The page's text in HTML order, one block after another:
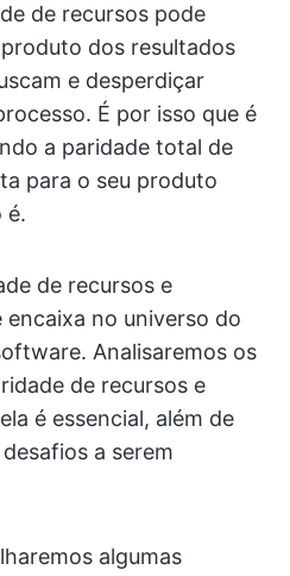
de recursos pode
dos resultados
e desperdiçar
É por isso que é
a paridade total de
para o seu produto
é.
de recursos e
no universo do
Analisaremos os
de recursos e
é essencial, além de
a serem
algumas